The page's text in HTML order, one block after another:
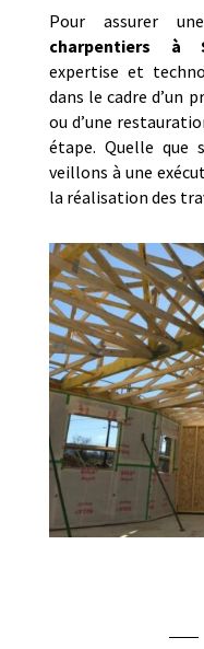
Pour assurer
charpentiers à
expertise et
dans le cadre d’un
ou d’une
étape. Quelle que
veillons à une
la réalisation des